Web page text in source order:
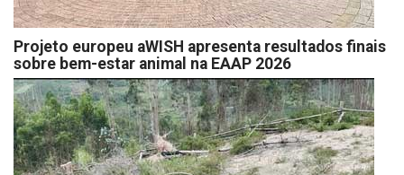
Projeto europeu aWISH apresenta resultados finais
sobre bem-estar animal na EAAP 2026